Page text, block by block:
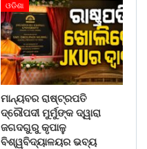
ଓଡିଶା
ମାନ୍ୟବର ରାଷ୍ଟ୍ରପତି
ଦ୍ରୌପଦୀ ମୁର୍ମୁଙ୍କ ଦ୍ୱାରା
ଜଗଦଗୁରୁ କୃପାଳୁ
ବିଶ୍ୱବିଦ୍ୟାଳୟର ଭବ୍ୟ